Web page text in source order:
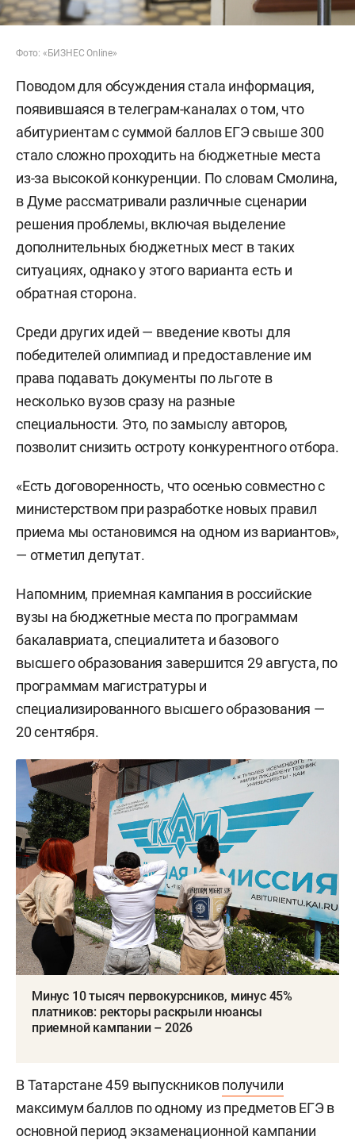
Фото: «БИЗНЕС Online»
Поводом для обсуждения стала информация,
появившаяся в телеграм-каналах о том, что
абитуриентам с суммой баллов ЕГЭ свыше 300
стало сложно проходить на бюджетные места
из-за высокой конкуренции. По словам Смолина,
в Думе рассматривали различные сценарии
решения проблемы, включая выделение
дополнительных бюджетных мест в таких
ситуациях, однако у этого варианта есть и
обратная сторона.
Среди других идей — введение квоты для
победителей олимпиад и предоставление им
права подавать документы по льготе в
несколько вузов сразу на разные
специальности. Это, по замыслу авторов,
позволит снизить остроту конкурентного отбора.
«Есть договоренность, что осенью совместно с
министерством при разработке новых правил
приема мы остановимся на одном из вариантов»,
— отметил депутат.
Напомним, приемная кампания в российские
вузы на бюджетные места по программам
бакалавриата, специалитета и базового
высшего образования завершится 29 августа, по
программам магистратуры и
специализированного высшего образования —
20 сентября.
Минус 10 тысяч первокурсников, минус 45%
платников: ректоры раскрыли нюансы
приемной кампании – 2026
В Татарстане 459 выпускниковполучили
максимум баллов по одному из предметов ЕГЭ в
основной период экзаменационной кампании